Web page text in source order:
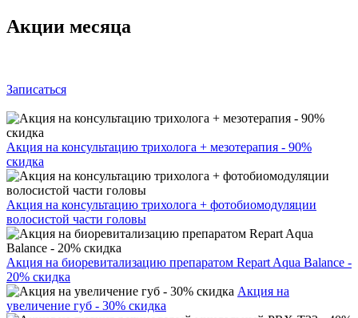
Акции месяца
Записаться
Акция на консультацию трихолога + мезотерапия - 90%
скидка
Акция на консультацию трихолога + фотобиомодуляции
волосистой части головы
Акция на биоревитализацию препаратом Repart Aqua Balance -
20% скидка
Акция на
увеличение губ - 30% скидка